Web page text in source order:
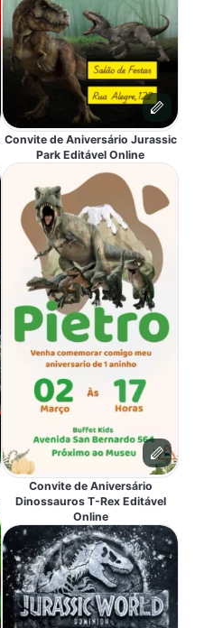
Convite de Aniversário Jurassic
Park Editável Online
Convite de Aniversário
Dinossauros T-Rex Editável
Online